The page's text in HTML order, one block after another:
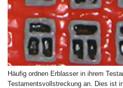
Häufig ordnen Erblasser in ihrem
Testamentsvollstreckung an. Dies ist